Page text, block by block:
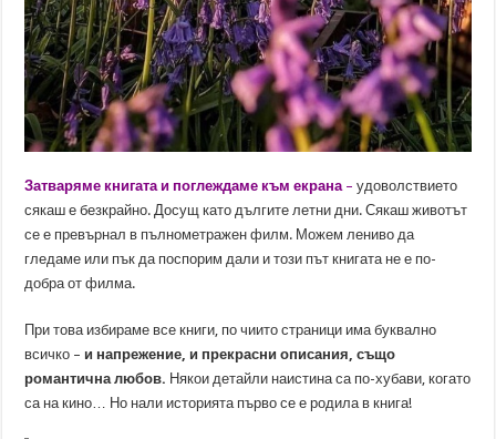
Затваряме книгата и поглеждаме към екрана – удоволствието
сякаш е безкрайно. Досущ като дългите летни дни. Сякаш животът
се е превърнал в пълнометражен филм. Можем лениво да
гледаме или пък да поспорим дали и този път книгата не е по-
добра от филма.
При това избираме все книги, по чиито страници има буквално
всичко – и напрежение, и прекрасни описания, също
романтична любов. Някои детайли наистина са по-хубави, когато
са на кино… Но нали историята първо се е родила в книга!